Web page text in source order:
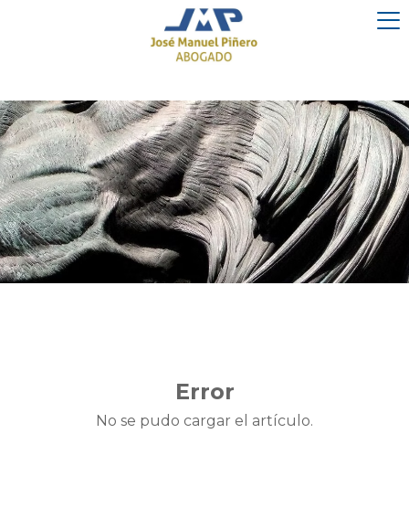
Error
No se pudo cargar el artículo.